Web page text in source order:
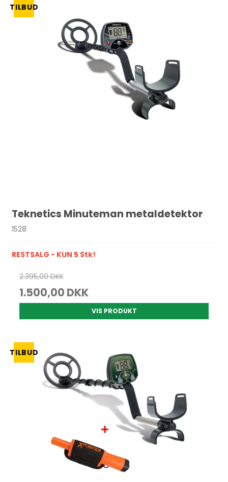
TILBUD
Teknetics Minuteman metaldetektor
1528
RESTSALG - KUN 5 Stk!
2.395,00 DKK
1.500,00 DKK
VIS PRODUKT
TILBUD